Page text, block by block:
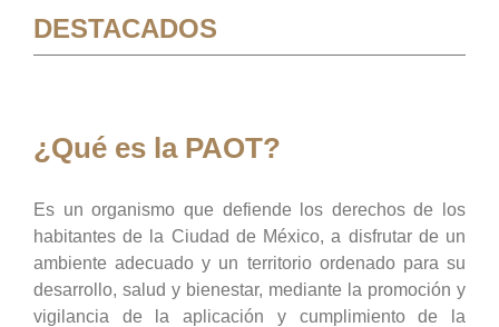
DESTACADOS
¿Qué es la PAOT?
Es un organismo que defiende los derechos de los
habitantes de la Ciudad de México, a disfrutar de un
ambiente adecuado y un territorio ordenado para su
desarrollo, salud y bienestar, mediante la promoción y
vigilancia de la aplicación y cumplimiento de la